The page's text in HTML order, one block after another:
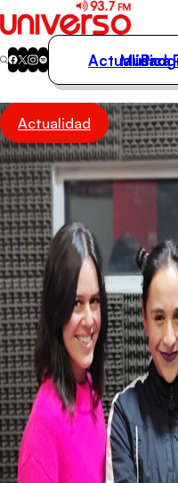
Actualidad
Música
Programas
Podcasts
Destacados
Actualidad
Música
Actualidad